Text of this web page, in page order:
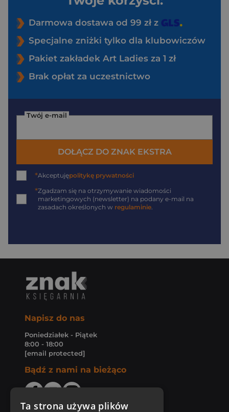
Darmowa dostawa od 99 zł z
Specjalne zniżki tylko dla klubowiczów
Pakiet zakładek Art Ladies za 1 zł
Brak opłat za uczestnictwo
Twój e-mail
DOŁĄCZ DO ZNAK EKSTRA
*Akceptujępolitykę prywatności
*Zgadzam się na otrzymywanie wiadomości
marketingowych (newsletter) na podany e-mail na
zasadach określonych w regulaminie.
Napisz do nas
Poniedziałek - Piątek
8:00 - 18:00
[email protected]
Bądź z nami na bieżąco
Ta strona używa plików